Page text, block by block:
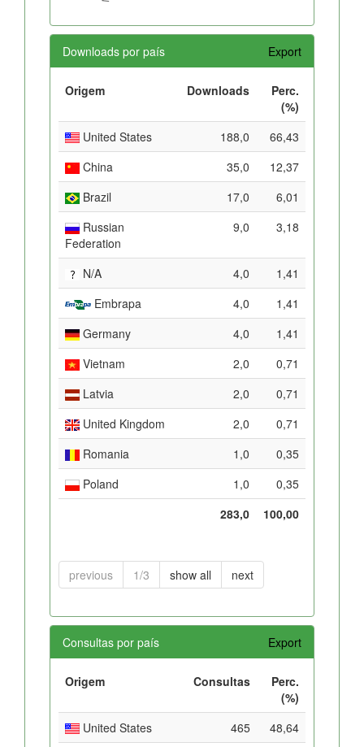
Downloads por país Export
Origem Downloads
Perc.
(%)
United States
188,0
66,43
China
35,0
12,37
Brazil
17,0
6,01
Russian
Federation
9,0 3,18
N/A 4,0
1,41
Embrapa
4,0
1,41
Germany
4,0
1,41
Vietnam
2,0
0,71
Latvia
2,0
0,71
United Kingdom
2,0
0,71
Romania
1,0
0,35
Poland
1,0
0,35
283,0
100,00
previous 1/3 show all next
Consultas por país Export
Origem Consultas
Perc.
(%)
United States
465
48,64